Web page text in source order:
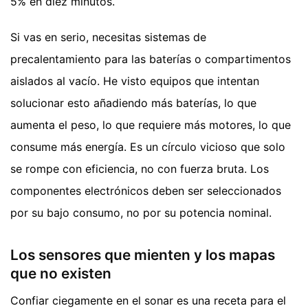
Si vas en serio, necesitas sistemas de
precalentamiento para las baterías o compartimentos
aislados al vacío. He visto equipos que intentan
solucionar esto añadiendo más baterías, lo que
aumenta el peso, lo que requiere más motores, lo que
consume más energía. Es un círculo vicioso que solo
se rompe con eficiencia, no con fuerza bruta. Los
componentes electrónicos deben ser seleccionados
por su bajo consumo, no por su potencia nominal.
Los sensores que mienten y los mapas
que no existen
Confiar ciegamente en el sonar es una receta para el